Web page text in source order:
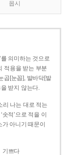
몹시
를 의미하는 것으로
적용을 받는 부분
곱[눈꼽], 발바닥[발
받지 않는다.
리 나는 대로 적는
적’으로 적을 이
가 아니기 때문이
기쁘다